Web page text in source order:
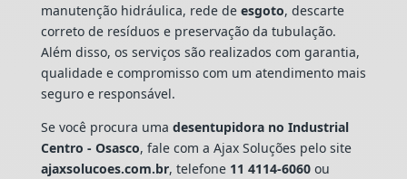
manutenção hidráulica, rede de esgoto, descarte
correto de resíduos e preservação da tubulação.
Além disso, os serviços são realizados com garantia,
qualidade e compromisso com um atendimento mais
seguro e responsável.
Se você procura uma desentupidora no Industrial
Centro - Osasco, fale com a Ajax Soluções pelo site
ajaxsolucoes.com.br, telefone 11 4114-6060ou